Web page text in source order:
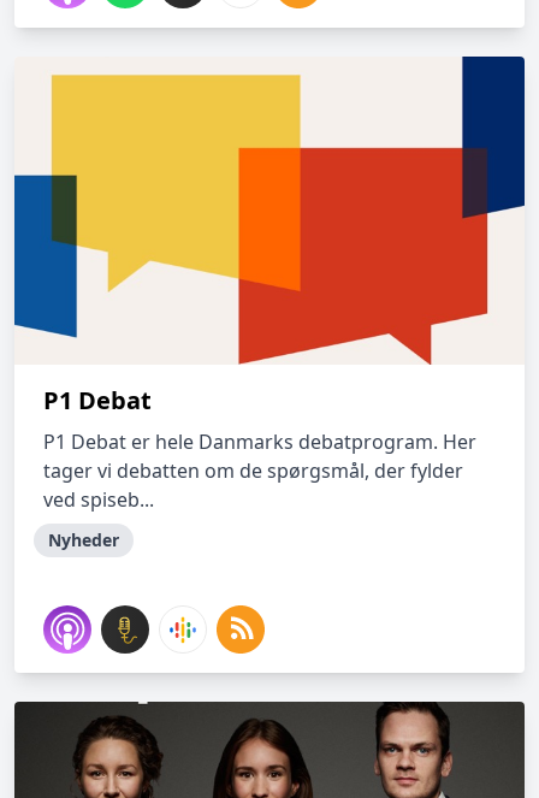
P1 Debat
P1 Debat er hele Danmarks debatprogram. Her
tager vi debatten om de spørgsmål, der fylder
ved spiseb...
Nyheder